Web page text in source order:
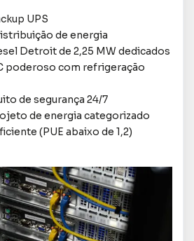
UPS
de energia
Detroit de 2,25 MW dedicados
poderoso com refrigeração
de segurança 24/7
de energia categorizado
(PUE abaixo de 1,2)